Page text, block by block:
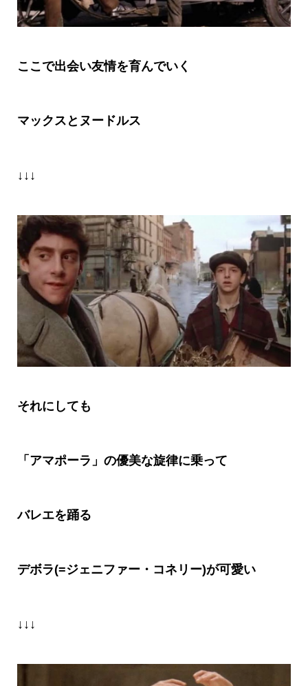
ここで出会い友情を育んでいく
マックスとヌードルス
↓↓↓
それにしても
「アマポーラ」の優美な旋律に乗って
バレエを踊る
デボラ(=ジェニファー・コネリー)が可愛い
↓↓↓